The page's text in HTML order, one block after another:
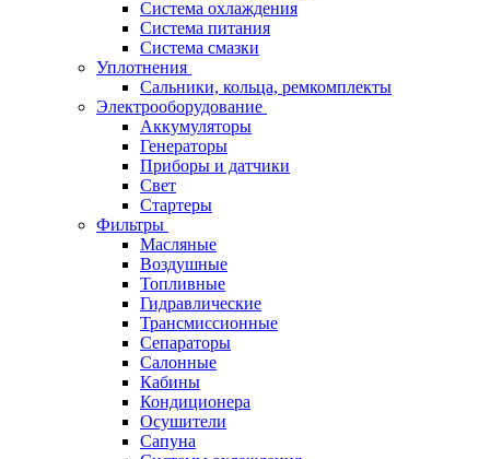
Система охлаждения
Система питания
Система смазки
Уплотнения
Сальники, кольца, ремкомплекты
Электрооборудование
Аккумуляторы
Генераторы
Приборы и датчики
Свет
Стартеры
Фильтры
Масляные
Воздушные
Топливные
Гидравлические
Трансмиссионные
Сепараторы
Салонные
Кабины
Кондиционера
Осушители
Сапуна